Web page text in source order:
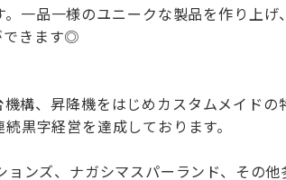
一品一様のユニークな製品を作り上げ
できます◎
構、昇降機をはじめカスタムメイドの
黒字経営を達成しております。
ンズ、ナガシマスパーランド、その他